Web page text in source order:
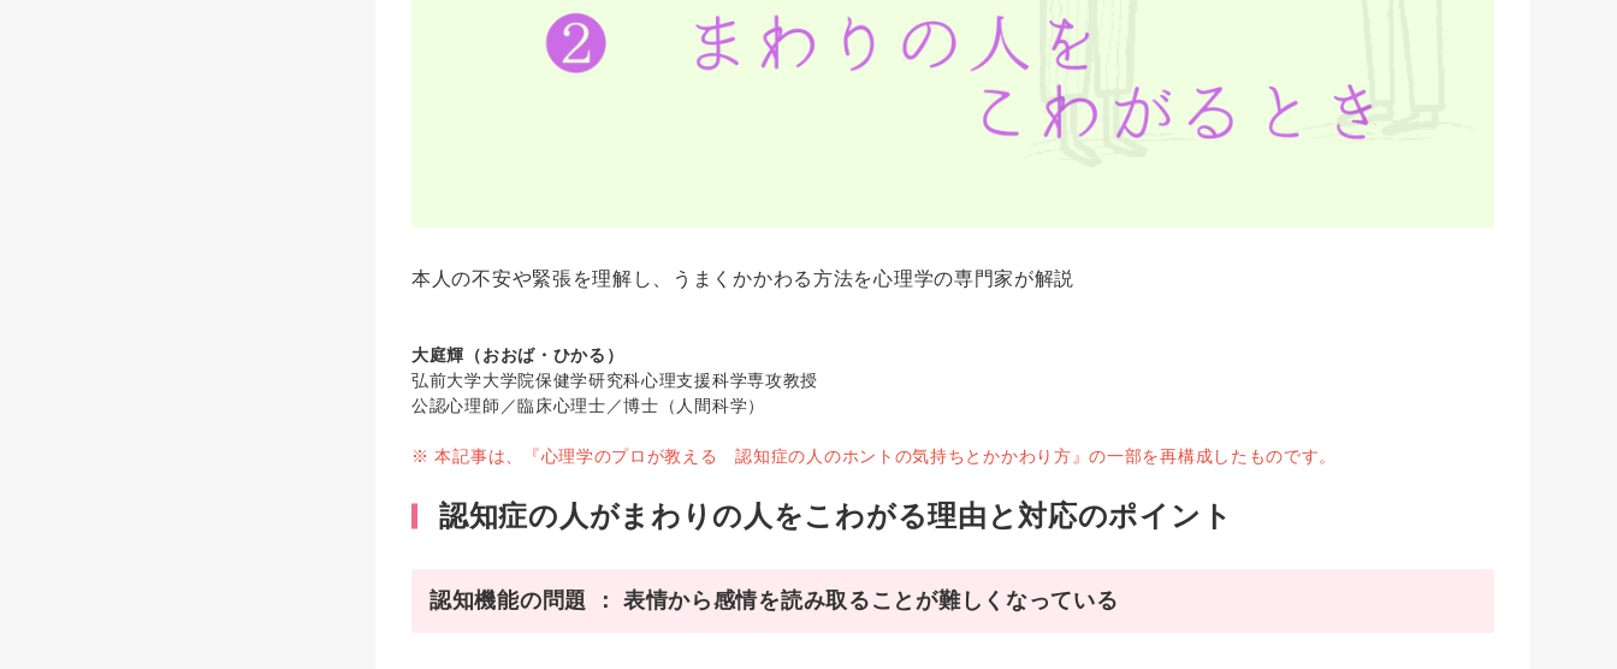
本人の不安や緊張を理解し、うまくかかわる方法を心理学の専門家が解説
大庭輝（おおば・ひかる）
弘前大学大学院保健学研究科心理支援科学専攻教授
公認心理師／臨床心理士／博士（人間科学）
※ 本記事は、『心理学のプロが教える 認知症の人のホントの気持ちとかかわり方』の一部を再構成したものです。
認知症の人がまわりの人をこわがる理由と対応のポイント
認知機能の問題 ： 表情から感情を読み取ることが難しくなっている